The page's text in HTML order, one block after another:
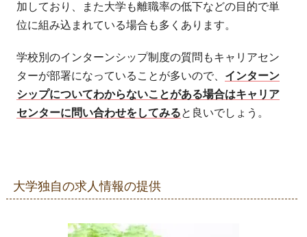
加しており、また大学も離職率の低下などの目的で単
位に組み込まれている場合も多くあります。
学校別のインターンシップ制度の質問もキャリアセン
ターが部署になっていることが多いので、 インターン
シップについてわからないことがある場合はキャリア
センターに問い合わせをしてみると良いでしょう。
大学独自の求人情報の提供